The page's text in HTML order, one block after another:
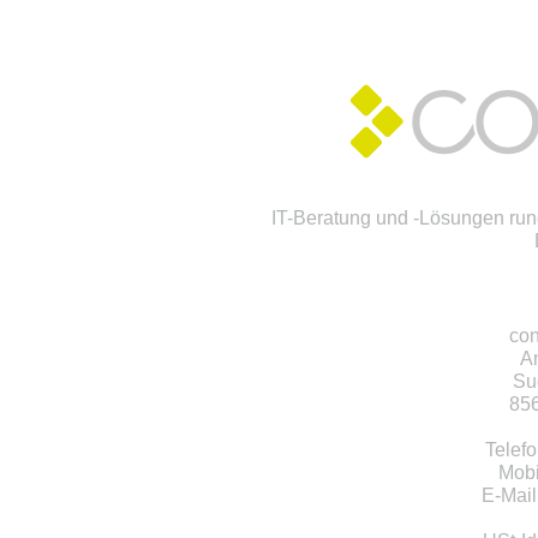
IT-Beratung und -Lösungen
E-